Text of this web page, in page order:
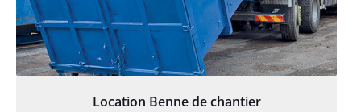
Location Benne de chantier